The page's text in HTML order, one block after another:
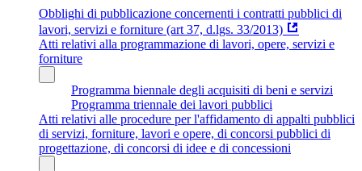
Obblighi di pubblicazione concernenti i contratti pubblici di
lavori, servizi e forniture (art 37, d.lgs. 33/2013)
Atti relativi alla programmazione di lavori, opere, servizi e
forniture
Programma biennale degli acquisiti di beni e servizi
Programma triennale dei lavori pubblici
Atti relativi alle procedure per l'affidamento di appalti pubblici
di servizi, forniture, lavori e opere, di concorsi pubblici di
progettazione, di concorsi di idee e di concessioni